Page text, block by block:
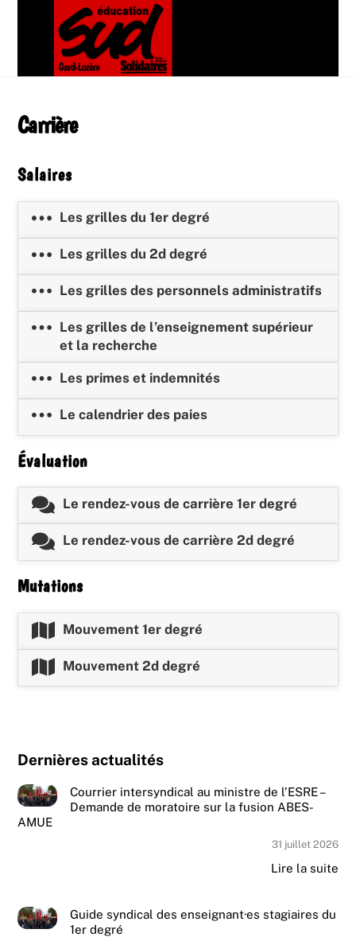
Carrière
Salaires
Les grilles du 1er degré
Les grilles du 2d degré
Les grilles des personnels administratifs
Les grilles de l’enseignement supérieur
et la recherche
Les primes et indemnités
Le calendrier des paies
Évaluation
Le rendez-vous de carrière 1er degré
Le rendez-vous de carrière 2d degré
Mutations
Mouvement 1er degré
Mouvement 2d degré
Dernières actualités
Courrier intersyndical au ministre de l’ESRE –
Demande de moratoire sur la fusion ABES-
AMUE
31 juillet 2026
Lire la suite
Guide syndical des enseignant·es stagiaires du
1er degré